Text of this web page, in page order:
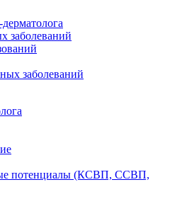
заболеваний
заболеваний
потенциалы (КСВП, ССВП,